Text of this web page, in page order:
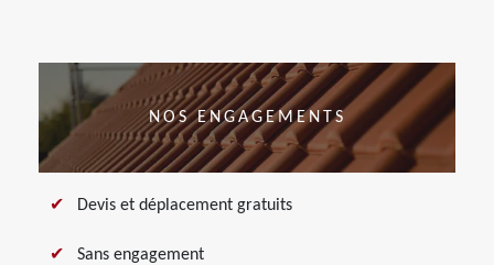
NOS ENGAGEMENTS
Devis et déplacement gratuits
Sans engagement